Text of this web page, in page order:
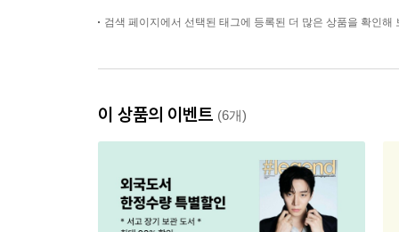
검색 페이지에서 선택된 태그에 등록된 더 많은 상품을 확인해
이 상품의 이벤트 (6개)